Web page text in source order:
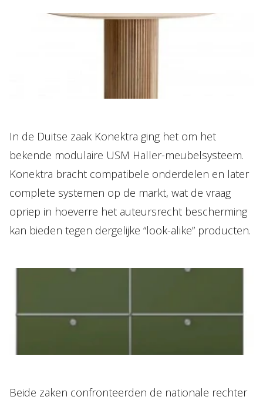
In de Duitse zaak Konektra ging het om het
bekende modulaire USM Haller-meubelsysteem.
Konektra bracht compatibele onderdelen en later
complete systemen op de markt, wat de vraag
opriep in hoeverre het auteursrecht bescherming
kan bieden tegen dergelijke “look-alike” producten.
Beide zaken confronteerden de nationale rechter